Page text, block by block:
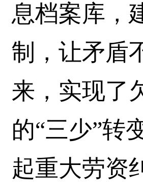
息档案库，
制，让矛盾
来，实现了
的“三少”转
起重大劳资